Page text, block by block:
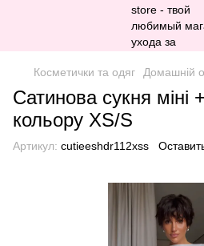
Косметички та одяг Домашній
Сатинова сукня міні
кольору XS/S
Артикул: cutieeshdr112xss